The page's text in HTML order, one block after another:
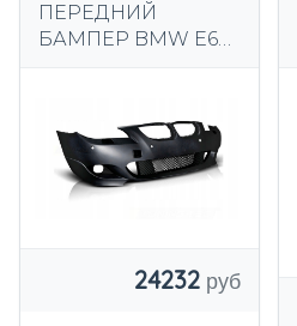
ПЕРЕДНИЙ
БАМПЕР BMW E60
ПОДЪЕМА 18 ММ
24232